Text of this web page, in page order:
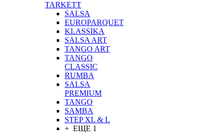
TARKETT
SALSA
EUROPARQUET
KLASSIKA
SALSA ART
TANGO ART
TANGO
CLASSIC
RUMBA
SALSA
PREMIUM
TANGO
SAMBA
STEP XL & L
+ ЕЩЕ 1